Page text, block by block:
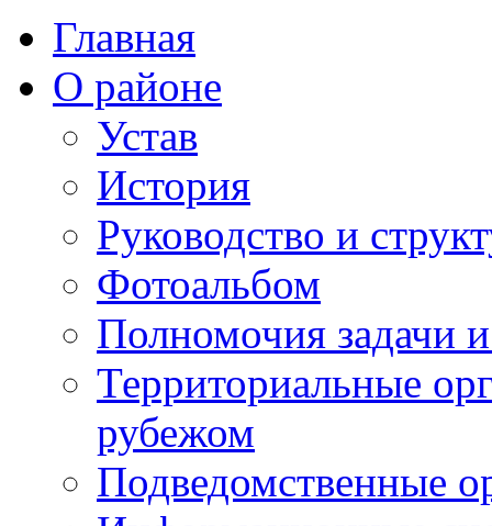
Главная
О районе
Устав
История
Руководство и
Фотоальбом
Полномочия задачи
Территориальные
рубежом
Подведомственные